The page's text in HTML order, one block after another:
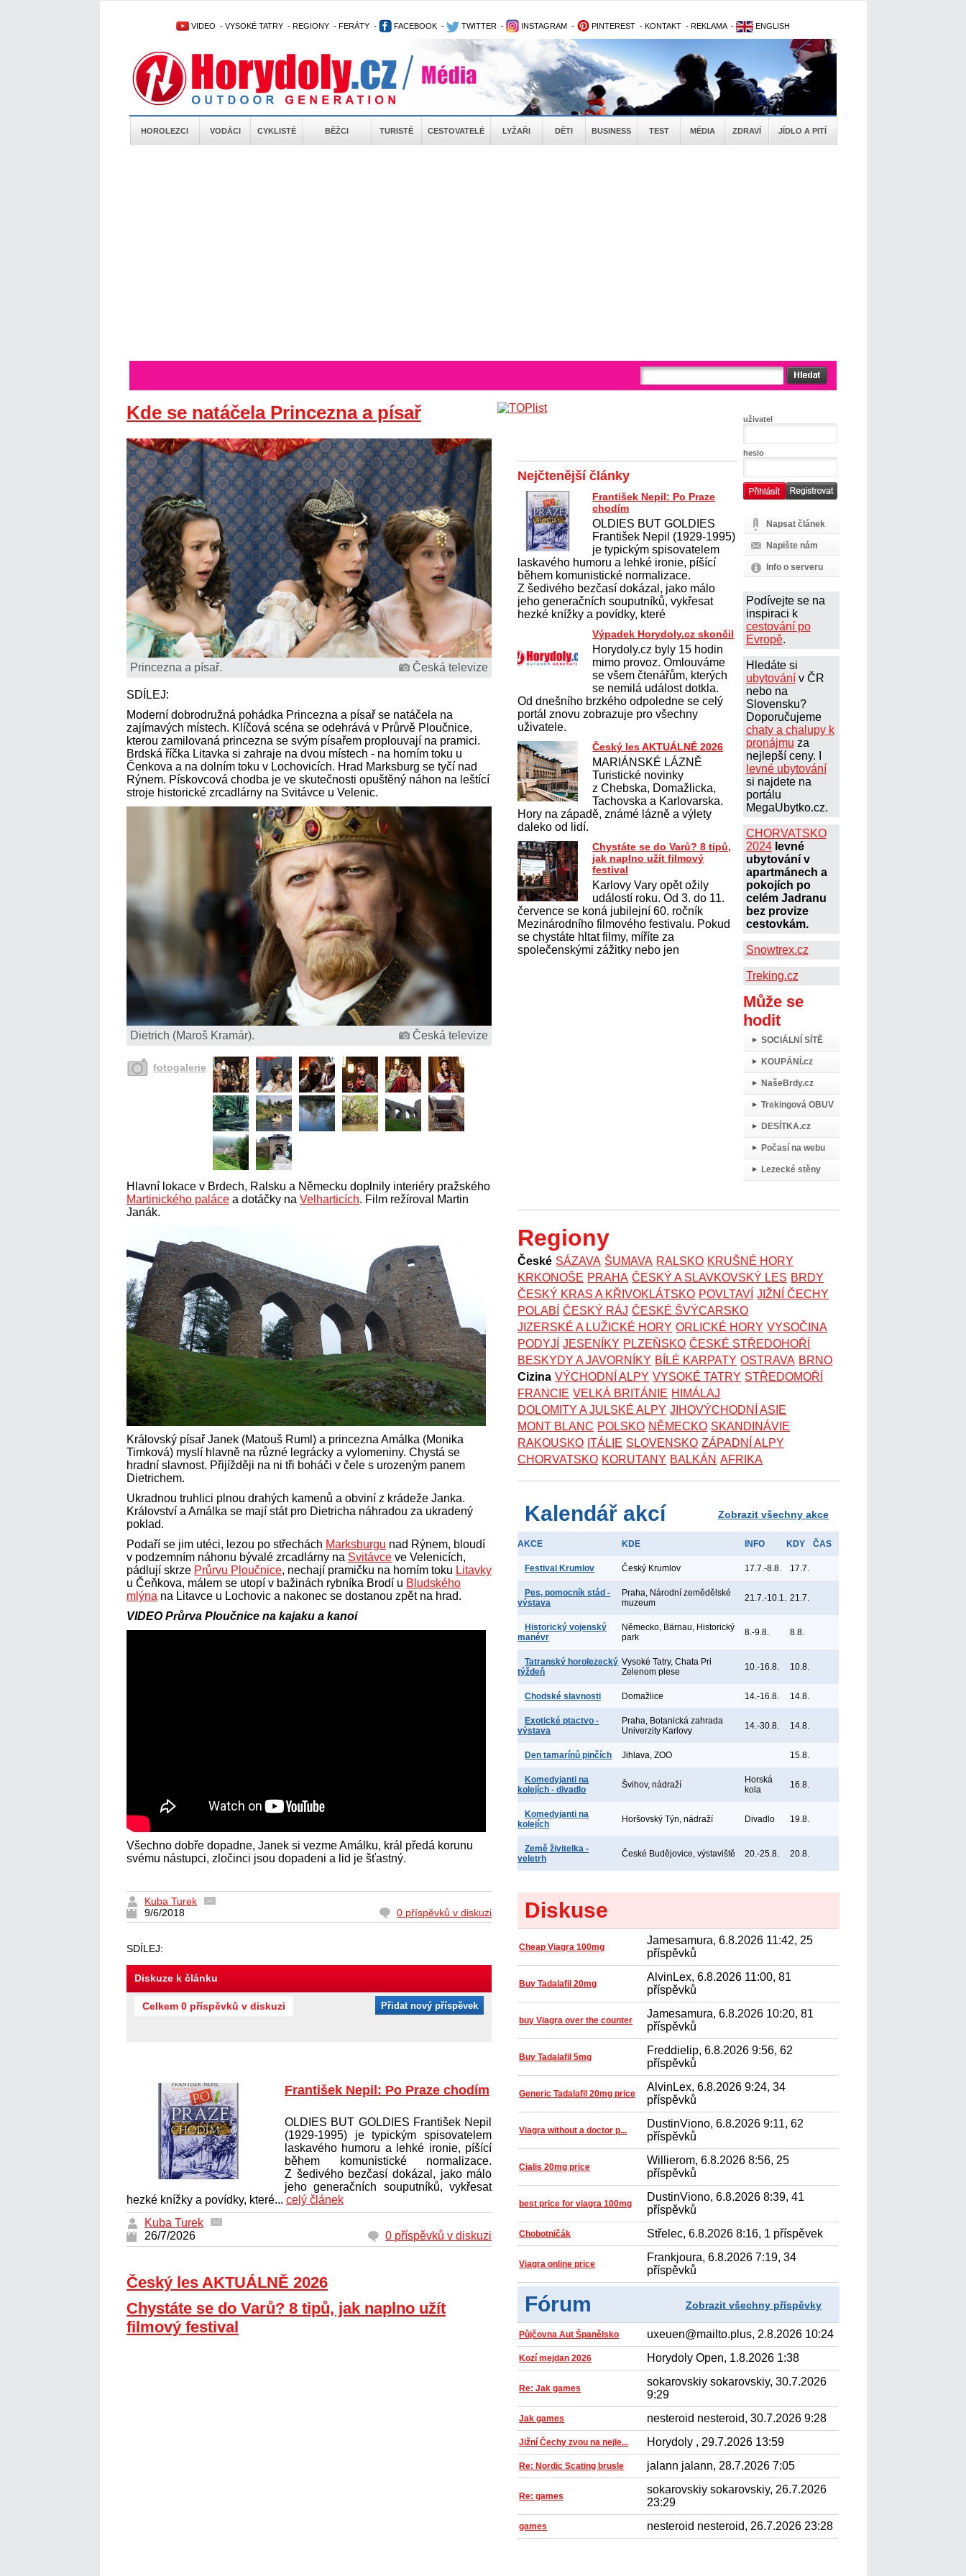
VIDEO - VYSOKÉ TATRY - REGIONY - FERÁTY - FACEBOOK - TWITTER - INSTAGRAM - PINTEREST - KONTAKT - REKLAMA - ENGLISH
HOROLEZCI VODÁCI CYKLISTÉ BĚŽCI TURISTÉ CESTOVATELÉ LYŽAŘI DĚTI BUSINESS TEST MÉDIA ZDRAVÍ JÍDLO A PITÍ
Kde se natáčela Princezna a písař
Princezna a písař. Česká televize
SDÍLEJ:
Moderní dobrodružná pohádka Princezna a písař se natáčela na
zajímavých místech. Klíčová scéna se odehrává v Průrvě Ploučnice,
kterou zamilovaná princezna se svým písařem proplouvají na pramici.
Brdská říčka Litavka si zahraje na dvou místech - na horním toku u
Čenkova a na dolním toku v Lochovicích. Hrad Marksburg se tyčí nad
Rýnem. Pískovcová chodba je ve skutečnosti opuštěný náhon na leštící
stroje historické zrcadlárny na Svitávce u Velenic.
Dietrich (Maroš Kramár). Česká televize
fotogalerie
Hlavní lokace v Brdech, Ralsku a Německu doplnily interiéry pražského
Martinického paláce a dotáčky na Velharticích. Film režíroval Martin
Janák.
Královský písař Janek (Matouš Ruml) a princezna Amálka (Monika
Timková) myslí hlavně na různé legrácky a vylomeniny. Chystá se
hradní slavnost. Přijížději na ni tři boháči v čele s urozeným panem
Dietrichem.
Ukradnou truhlici plnou drahých kamenů a obviní z krádeže Janka.
Království a Amálka se mají stát pro Dietricha náhradou za ukradený
poklad.
Podaří se jim utéci, lezou po střechách Marksburgu nad Rýnem, bloudí
v podzemním náhonu bývalé zrcadlárny na Svitávce ve Velenicích,
pádlují skrze Průrvu Ploučnice, nechají pramičku na horním toku Litavky
u Čeňkova, málem se utopí v bažinách rybníka Brodí u Bludského
mlýna na Litavce u Lochovic a nakonec se dostanou zpět na hrad.
VIDEO Průrva Ploučnice na kajaku a kanoi
Všechno dobře dopadne, Janek si vezme Amálku, král předá korunu
svému nástupci, zločinci jsou dopadeni a lid je šťastný.
Kuba Turek
9/6/2018
0 příspěvků v diskuzi
SDÍLEJ:
Diskuze k článku
Celkem 0 příspěvků v diskuzi Přidat nový příspěvek
František Nepil: Po Praze chodím
OLDIES BUT GOLDIES František Nepil
(1929-1995) je typickým spisovatelem
laskavého humoru a lehké ironie, píšící
během komunistické normalizace.
Z šedivého bezčasí dokázal, jako málo
jeho generačních souputníků, vykřesat
hezké knížky a povídky, které... celý článek
Kuba Turek
26/7/2026
0 příspěvků v diskuzi
Český les AKTUÁLNĚ 2026
Chystáte se do Varů? 8 tipů, jak naplno užít
filmový festival
uživatel
heslo
Napsat článek
Napište nám
Info o serveru
Podívejte se na
inspiraci k
cestování po
Evropě.
Hledáte si
ubytovánív ČR
nebo na
Slovensku?
Doporučujeme
chaty a chalupy k
pronájmu za
nejlepší ceny. I
levné ubytování
si najdete na
portálu
MegaUbytko.cz.
CHORVATSKO
2024 levné
ubytování v
apartmánech a
pokojích po
celém Jadranu
bez provize
cestovkám.
Snowtrex.cz
Treking.cz
Může se
hodit
SOCIÁLNÍ SÍTĚ
KOUPÁNÍ.cz
NašeBrdy.cz
Trekingová OBUV
DESÍTKA.cz
Počasí na webu
Lezecké stěny
Nejčtenější články
František Nepil: Po Praze
chodím
OLDIES BUT GOLDIES
František Nepil (1929-1995)
je typickým spisovatelem
laskavého humoru a lehké ironie, píšící
během komunistické normalizace.
Z šedivého bezčasí dokázal, jako málo
jeho generačních souputníků, vykřesat
hezké knížky a povídky, které
Výpadek Horydoly.cz skončil
Horydoly.cz byly 15 hodin
mimo provoz. Omlouváme
se všem čtenářům, kterých
se nemilá událost dotkla.
Od dnešního brzkého odpoledne se celý
portál znovu zobrazuje pro všechny
uživatele.
Český les AKTUÁLNĚ 2026
MARIÁNSKÉ LÁZNĚ
Turistické novinky
z Chebska, Domažlicka,
Tachovska a Karlovarska.
Hory na západě, známé lázně a výlety
daleko od lidí.
Chystáte se do Varů? 8 tipů,
jak naplno užít filmový
festival
Karlovy Vary opět ožily
událostí roku. Od 3. do 11.
července se koná jubilejní 60. ročník
Mezinárodního filmového festivalu. Pokud
se chystáte hltat filmy, míříte za
společenskými zážitky nebo jen
Regiony
České SÁZAVA ŠUMAVA RALSKO KRUŠNÉ HORY
KRKONOŠE PRAHA ČESKÝ A SLAVKOVSKÝ LES BRDY
ČESKÝ KRAS A KŘIVOKLÁTSKO POVLTAVÍ JIŽNÍ ČECHY
POLABÍ
ČESKÝ RÁJ ČESKÉ ŠVÝCARSKO
JIZERSKÉ A LUŽICKÉ HORY ORLICKÉ HORY VYSOČINA
PODYJÍ
JESENÍKY PLZEŇSKO ČESKÉ STŘEDOHOŘÍ
BESKYDY A JAVORNÍKY BÍLÉ KARPATY OSTRAVA BRNO
Cizina VÝCHODNÍ ALPY VYSOKÉ TATRY STŘEDOMOŘÍ
FRANCIE VELKÁ BRITÁNIE HIMÁLAJ
DOLOMITY A JULSKÉ ALPY JIHOVÝCHODNÍ ASIE
MONT BLANC POLSKO NĚMECKO SKANDINÁVIE
RAKOUSKO ITÁLIE SLOVENSKO ZÁPADNÍ ALPY
CHORVATSKO KORUTANY BALKÁN AFRIKA
Kalendář akcí Zobrazit všechny akce
AKCE KDE INFO KDY ČAS
Festival Krumlov Český Krumlov 17.7.-8.8. 17.7.
Pes, pomocník stád -
výstava
Praha, Národní zemědělské
muzeum
21.7.-10.1. 21.7.
Historický vojenský
manévr
Německo, Bärnau, Historický
park
8.-9.8. 8.8.
Tatranský horolezecký
týždeň
Vysoké Tatry, Chata Pri
Zelenom plese
10.-16.8. 10.8.
Chodské slavnosti Domažlice 14.-16.8. 14.8.
Exotické ptactvo -
výstava
Praha, Botanická zahrada
Univerzity Karlovy
14.-30.8. 14.8.
Den tamarínů pinčích Jihlava, ZOO 15.8.
Komedyjanti na
kolejích - divadlo
Švihov, nádraží
Horská
kola
16.8.
Komedyjanti na
kolejích
Horšovský Týn, nádraží Divadlo 19.8.
Země živitelka -
veletrh
České Budějovice, výstaviště 20.-25.8. 20.8.
Diskuse
Cheap Viagra 100mg
Jamesamura, 6.8.2026 11:42, 25
příspěvků
Buy Tadalafil 20mg
AlvinLex, 6.8.2026 11:00, 81
příspěvků
buy Viagra over the counter
Jamesamura, 6.8.2026 10:20, 81
příspěvků
Buy Tadalafil 5mg
Freddielip, 6.8.2026 9:56, 62
příspěvků
Generic Tadalafil 20mg price
AlvinLex, 6.8.2026 9:24, 34
příspěvků
Viagra without a doctor p...
DustinViono, 6.8.2026 9:11, 62
příspěvků
Cialis 20mg price
Willierom, 6.8.2026 8:56, 25
příspěvků
best price for viagra 100mg
DustinViono, 6.8.2026 8:39, 41
příspěvků
Chobotničák Střelec, 6.8.2026 8:16, 1 příspěvek
Viagra online price
Frankjoura, 6.8.2026 7:19, 34
příspěvků
Fórum Zobrazit všechny příspěvky
Půjčovna Aut Španělsko uxeuen@mailto.plus, 2.8.2026 10:24
Kozí mejdan 2026 Horydoly Open, 1.8.2026 1:38
Re: Jak games
sokarovskiy sokarovskiy, 30.7.2026
9:29
Jak games nesteroid nesteroid, 30.7.2026 9:28
Jižní Čechy zvou na nejle... Horydoly , 29.7.2026 13:59
Re: Nordic Scating brusle jalann jalann, 28.7.2026 7:05
Re: games
sokarovskiy sokarovskiy, 26.7.2026
23:29
games nesteroid nesteroid, 26.7.2026 23:28